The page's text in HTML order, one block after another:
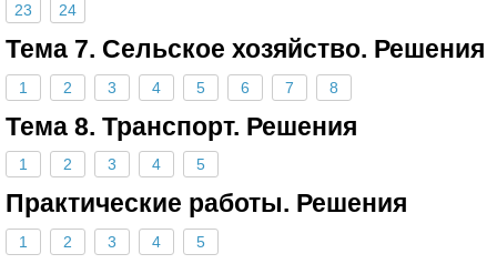
23 24
Тема 7. Сельское хозяйство. Решения
1 2 3 4 5 6 7 8
Тема 8. Транспорт. Решения
1 2 3 4 5
Практические работы. Решения
1 2 3 4 5